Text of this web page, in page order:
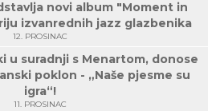
novi album "Moment in
izvanrednih jazz glazbenika
12. PROSINAC
u suradnji s Menartom, donose
poklon - „Naše pjesme su
igra“!
11. PROSINAC